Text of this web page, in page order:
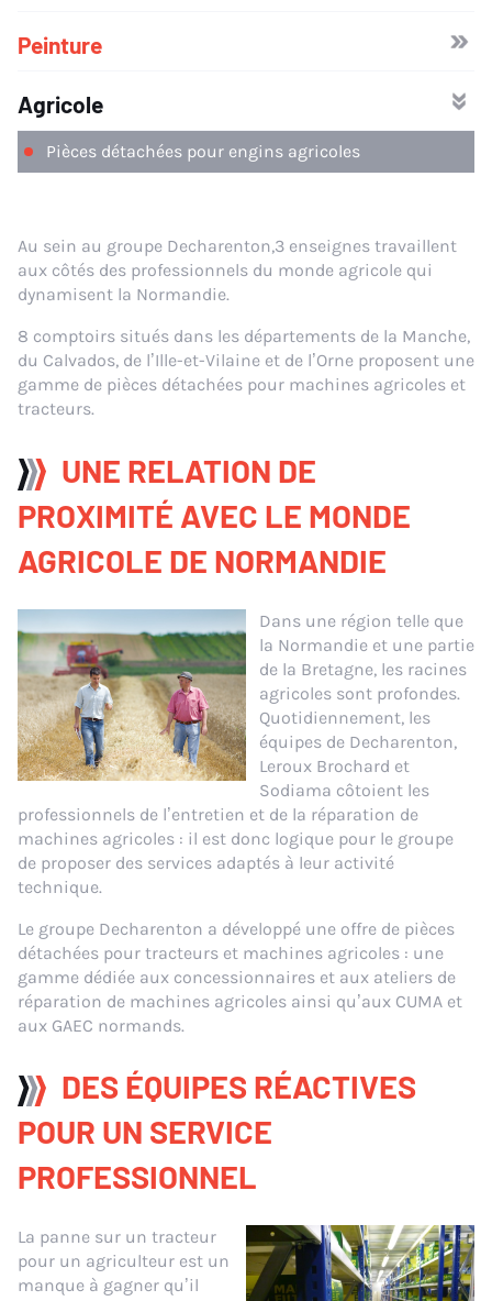
Peinture
Agricole
Pièces détachées pour engins agricoles
Au sein au groupe Decharenton,3 enseignes travaillent
aux côtés des professionnels du monde agricole qui
dynamisent la Normandie.
8 comptoirs situés dans les départements de la Manche,
du Calvados, de l’Ille-et-Vilaine et de l’Orne proposent une
gamme de pièces détachées pour machines agricoles et
tracteurs.
UNE RELATION DE
PROXIMITÉ AVEC LE MONDE
AGRICOLE DE NORMANDIE
Dans une région telle que
la Normandie et une partie
de la Bretagne, les racines
agricoles sont profondes.
Quotidiennement, les
équipes de Decharenton,
Leroux Brochard et
Sodiama côtoient les
professionnels de l’entretien et de la réparation de
machines agricoles : il est donc logique pour le groupe
de proposer des services adaptés à leur activité
technique.
Le groupe Decharenton a développé une offre de pièces
détachées pour tracteurs et machines agricoles : une
gamme dédiée aux concessionnaires et aux ateliers de
réparation de machines agricoles ainsi qu’aux CUMA et
aux GAEC normands.
DES ÉQUIPES RÉACTIVES
POUR UN SERVICE
PROFESSIONNEL
La panne sur un tracteur
pour un agriculteur est un
manque à gagner qu’il